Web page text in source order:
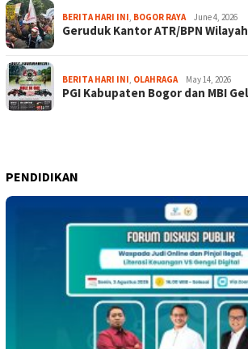
BERITA HARI INI BOGOR RAYA June 4, 2026
Geruduk Kantor ATR/BPN
BERITA HARI INI OLAHRAGA May 14, 2026
PGI Kabupaten Bogor dan MBI
PENDIDIKAN